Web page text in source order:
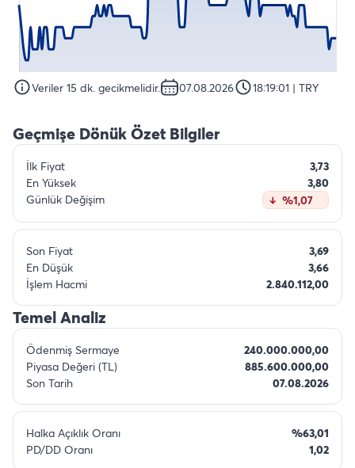
Veriler 15 dk. gecikmelidir. 07.08.2026 18:19:01 | TRY
Geçmişe Dönük Özet Bilgiler
İlk Fiyat
3,73
En Yüksek
3,80
Günlük Değişim
%1,07
Son Fiyat
3,69
En Düşük
3,66
İşlem Hacmi
2.840.112,00
Temel Analiz
Ödenmiş Sermaye
240.000.000,00
Piyasa Değeri (TL)
885.600.000,00
Son Tarih
07.08.2026
Halka Açıklık Oranı
%63,01
PD/DD Oranı
1,02